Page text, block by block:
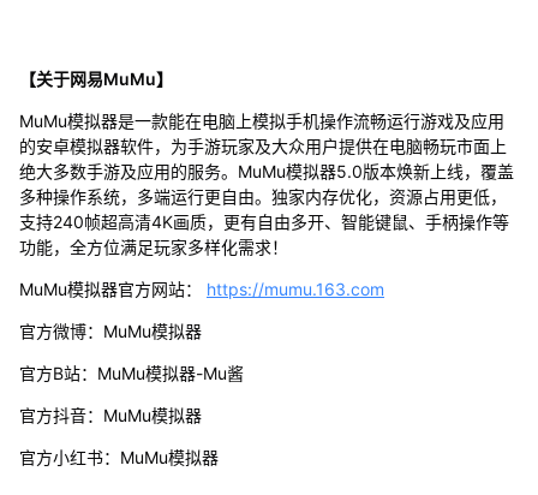
【关于网易MuMu】
MuMu模拟器是一款能在电脑上模拟手机操作流畅运行游戏及应用
的安卓模拟器软件，为手游玩家及大众用户提供在电脑畅玩市面上
绝大多数手游及应用的服务。MuMu模拟器5.0版本焕新上线，覆盖
多种操作系统，多端运行更自由。独家内存优化，资源占用更低，
支持240帧超高清4K画质，更有自由多开、智能键鼠、手柄操作等
功能，全方位满足玩家多样化需求！
MuMu模拟器官方网站： https://mumu.163.com
官方微博：MuMu模拟器
官方B站：MuMu模拟器-Mu酱
官方抖音：MuMu模拟器
官方小红书：MuMu模拟器